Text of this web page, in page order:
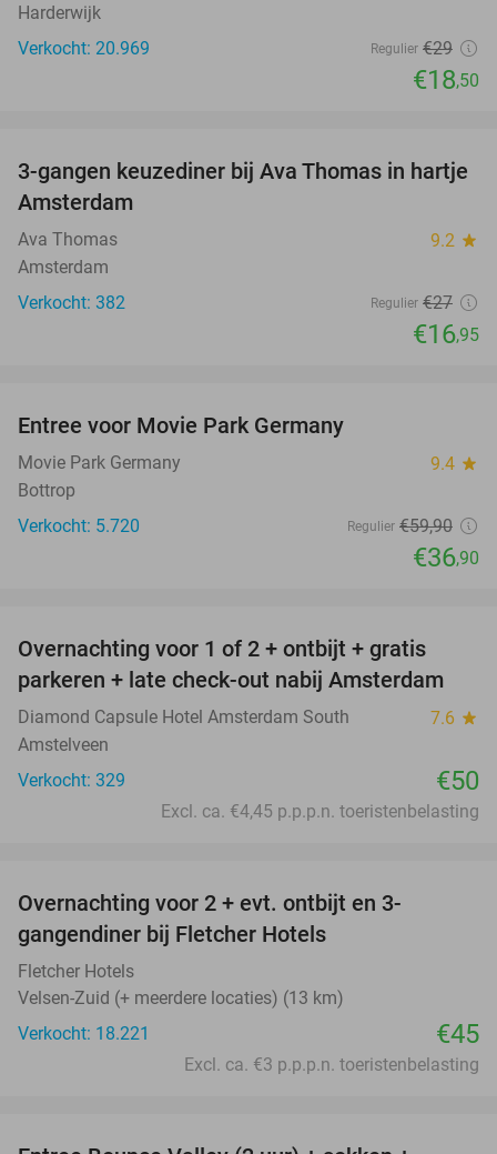
Harderwijk
Verkocht: 20.969
Regulier €29
€18,50
37%
3-gangen keuzediner bij Ava Thomas in hartje
Amsterdam
Ava Thomas 9.2 star
Amsterdam
Verkocht: 382
Regulier €27
€16,95
Entree voor Movie Park Germany
Movie Park Germany 9.4 star
Bottrop
Verkocht: 5.720
Regulier €59,90
€36,90
Overnachting voor 1 of 2 + ontbijt + gratis
parkeren + late check-out nabij Amsterdam
Diamond Capsule Hotel Amsterdam South 7.6 star
Amstelveen
Verkocht: 329
€50
Excl. ca. €4,45 p.p.p.n. toeristenbelasting
Overnachting voor 2 + evt. ontbijt en 3-
gangendiner bij Fletcher Hotels
Fletcher Hotels
Velsen-Zuid (+ meerdere locaties) (13 km)
Verkocht: 18.221
€45
Excl. ca. €3 p.p.p.n. toeristenbelasting